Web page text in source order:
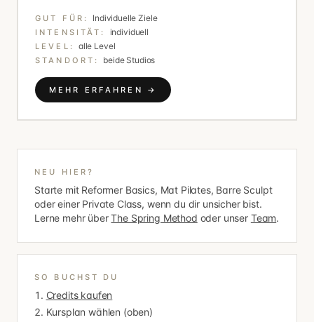
GUT FÜR: Individuelle Ziele
INTENSITÄT: individuell
LEVEL: alle Level
STANDORT: beide Studios
MEHR ERFAHREN →
NEU HIER?
Starte mit Reformer Basics, Mat Pilates, Barre Sculpt
oder einer Private Class, wenn du dir unsicher bist.
Lerne mehr über The Spring Method oder unser Team.
SO BUCHST DU
Credits kaufen
Kursplan wählen (oben)